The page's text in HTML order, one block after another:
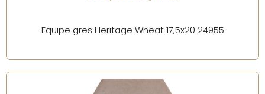
Equipe gres Heritage Wheat 17,5x20 24955